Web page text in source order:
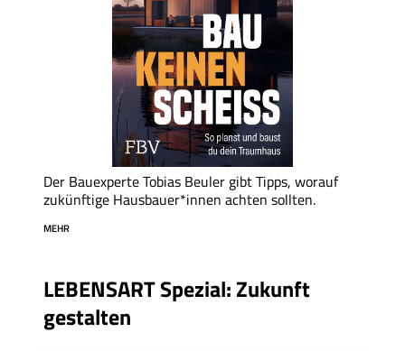
Der Bauexperte Tobias Beuler gibt Tipps, worauf
zukünftige Hausbauer*innen achten sollten.
MEHR
LEBENSART Spezial: Zukunft
gestalten